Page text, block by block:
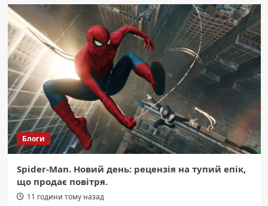
Блоги
Spider-Man. Новий день: рецензія на тупий епік,
що продає повітря.
11 години тому назад